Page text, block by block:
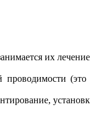
их
(это